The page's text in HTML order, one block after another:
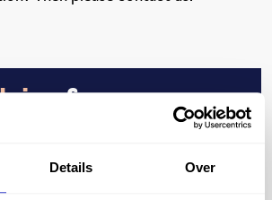
Details Over
from an
seating?
help you find the best solution. Fill